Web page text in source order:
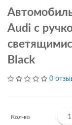
Audi с
Black
0
Кол-во